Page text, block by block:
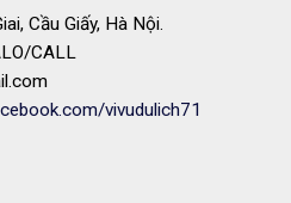
Cầu Giấy, Hà Nội.
CALL
vivudulich71